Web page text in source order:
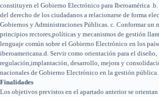
constituyen el Gobierno Electrónico para Iberoamérica
del derecho de los ciudadanos a relacionarse de forma
Gobiernos y Administraciones Públicas. c. Conformar un
principios rectores,políticas y mecanismos de gestión
lenguaje común sobre el Gobierno Electrónico en los
iberoamericana.d. Servir como orientación para el diseño,
regulación,implantación, desarrollo, mejora y
nacionales de Gobierno Electrónico en la gestión pública.
Finalidades
Los objetivos previstos en el apartado anterior se